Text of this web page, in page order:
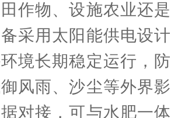
作物、设施农业还
采用太阳能供电设
境长期稳定运行，
风雨、沙尘等外界
对接，可与水肥一